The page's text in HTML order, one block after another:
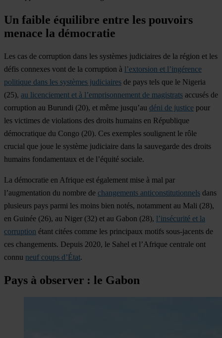
Un faible équilibre entre les pouvoirs
menace la démocratie
Les cas de corruption dans les systèmes judiciaires de la région et les
défis connexes vont de la corruption à l’extorsion et l’ingérence
politique dans les systèmes judiciaires de pays tels que le Nigeria
(25), au licenciement et à l’emprisonnement de magistrats accusés de
corruption au Burundi (20), et même jusqu’au déni de justice pour
les victimes de violations des droits humains en République
démocratique du Congo (20). Ces exemples soulignent le rôle
crucial que joue le système judiciaire dans la sauvegarde des droits
humains fondamentaux et de l’équité sociale.
La démocratie en Afrique est également mise à mal par
l’augmentation du nombre de changements anticonstitutionnels dans
plusieurs pays parmi les moins bien notés, notamment au Mali (28),
en Guinée (26), au Niger (32) et au Gabon (28), l’insécurité et la
corruption étant citées comme les principaux motifs sous-jacents de
ces changements. Depuis 2020, le Sahel et l’Afrique centrale ont
connu neuf coups d’État.
Pays à observer : le Gabon